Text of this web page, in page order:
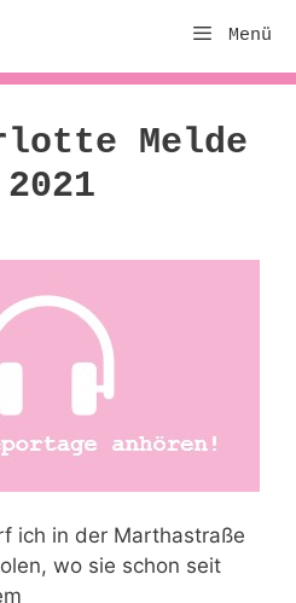
Menü
Melde
ich in der Marthastraße
wo sie schon seit